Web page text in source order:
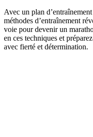
Avec un plan
méthodes d’entraînement
voie pour devenir un
en ces techniques et
avec fierté et détermination.